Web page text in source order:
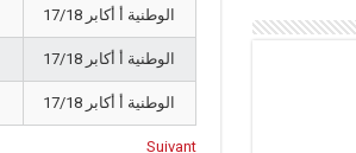
الوطنية أ أكابر 17/18
الوطنية أ أكابر 17/18
الوطنية أ أكابر 17/18
Suivant